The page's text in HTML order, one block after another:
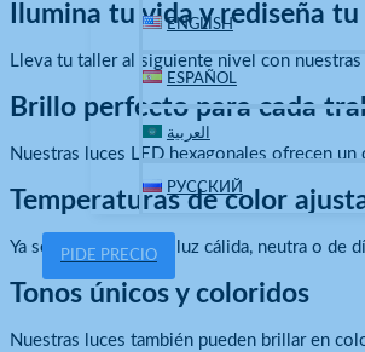
ENGLISH
ESPAÑOL
العربية
РУССКИЙ
PIDE PRECIO
Ilumina tu vida y rediseña
Lleva tu taller al siguiente nivel con
Brillo perfecto para cada
Nuestras luces LED hexagonales ofrecen
Temperaturas de color
Ya sea que necesites luz cálida, neutra o
Tonos únicos y coloridos
Nuestras luces también pueden brillar en